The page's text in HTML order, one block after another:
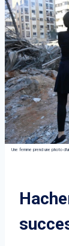
Une femme prend une photo